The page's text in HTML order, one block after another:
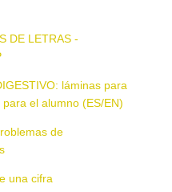
DE LETRAS -
láminas para
el alumno (ES/EN)
de
una cifra